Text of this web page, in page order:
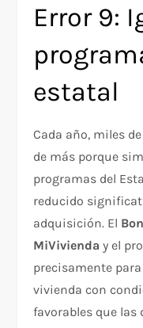
Error 9:
estatal
Cada año, miles
de más porque
programas del
reducido
adquisición. El
MiVivienda y el
precisamente
vivienda con
favorables que las